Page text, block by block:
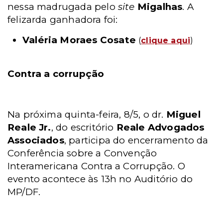
nessa madrugada pelo site Migalhas. A
felizarda ganhadora foi:
Valéria Moraes Cosate (clique aqui)
Contra a corrupção
Na próxima quinta-feira, 8/5, o dr. Miguel
Reale Jr., do escritório Reale Advogados
Associados, participa do encerramento da
Conferência sobre a Convenção
Interamericana Contra a Corrupção. O
evento acontece às 13h no Auditório do
MP/DF.